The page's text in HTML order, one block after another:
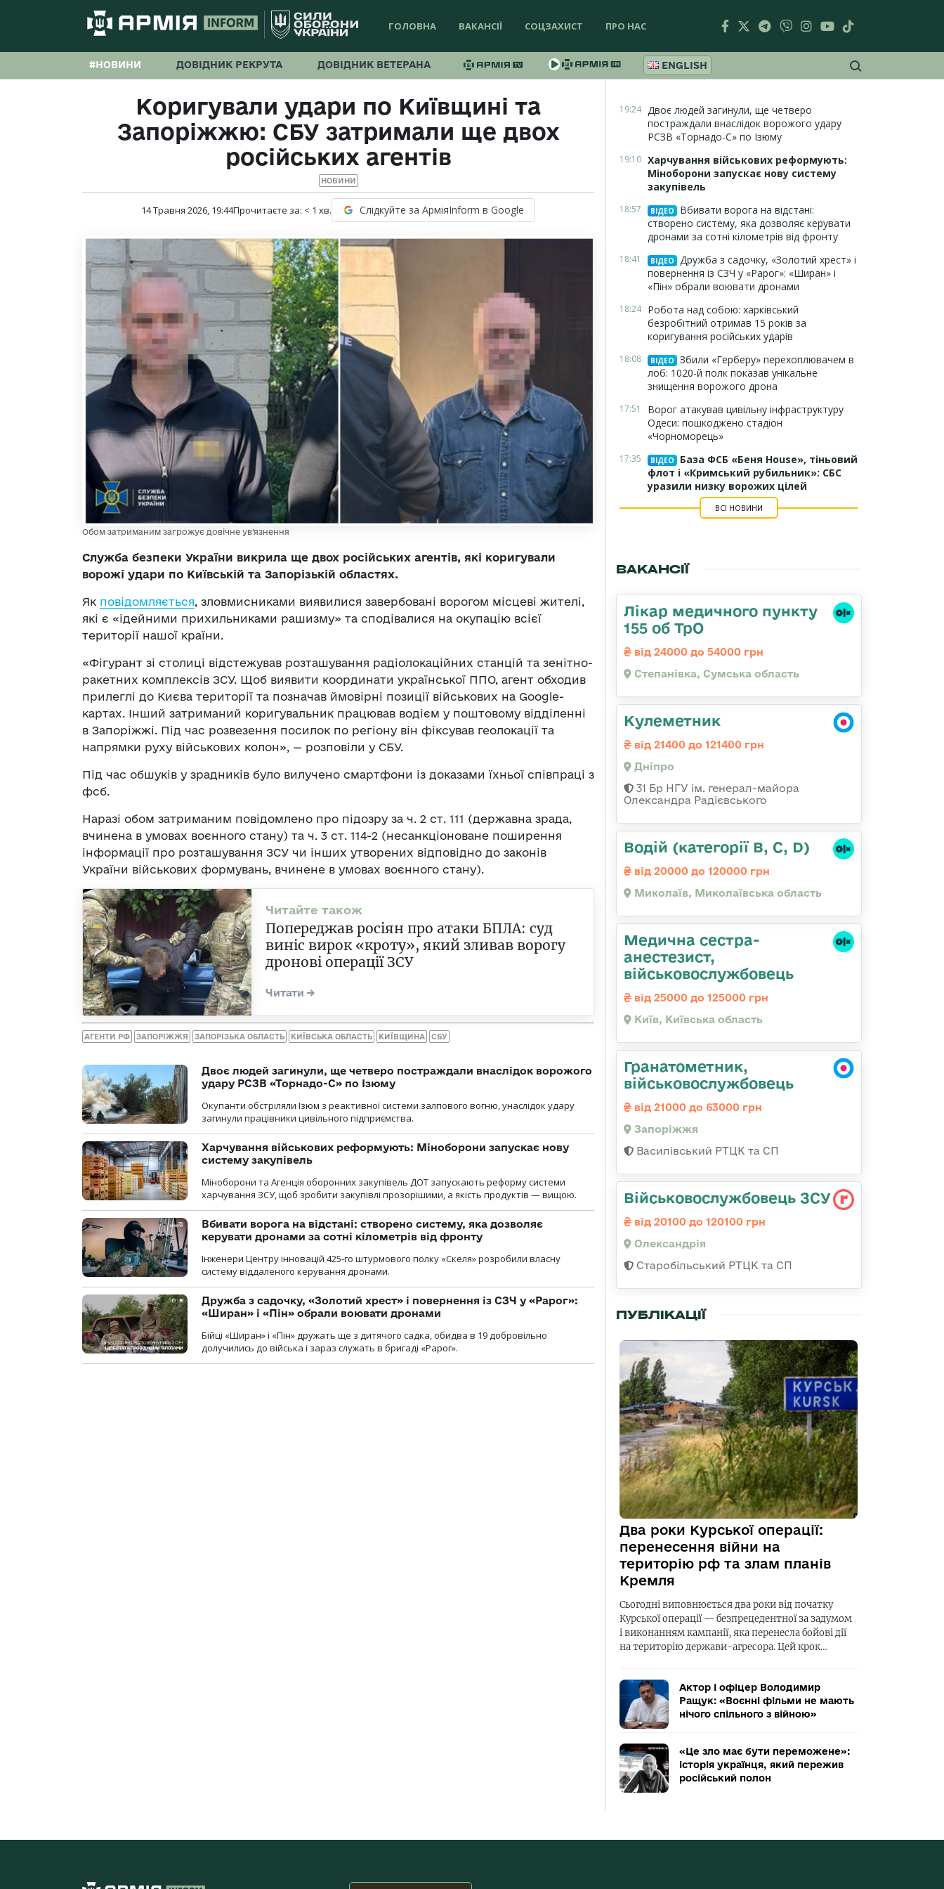
ГОЛОВНА ВАКАНСІЇ СОЦЗАХИСТ ПРО НАС
#НОВИНИ ДОВІДНИК РЕКРУТА ДОВІДНИК ВЕТЕРАНА ENGLISH
Коригували удари по Київщині та
Запоріжжю: СБУ затримали ще двох
російських агентів
НОВИНИ
14 Травня 2026, 19:44Прочитаєте за: < 1 хв. Слідкуйте за АрміяInform в Google
Обом затриманим загрожує довічне ув’язнення
Служба безпеки України викрила ще двох російських агентів, які коригували
ворожі удари по Київській та Запорізькій областях.
Як повідомляється, зловмисниками виявилися завербовані ворогом місцеві жителі,
які є «ідейними прихильниками рашизму» та сподівалися на окупацію всієї
території нашої країни.
«Фігурант зі столиці відстежував розташування радіолокаційних станцій та зенітно-
ракетних комплексів ЗСУ. Щоб виявити координати української ППО, агент обходив
прилеглі до Києва території та позначав ймовірні позиції військових на Google-
картах. Інший затриманий коригувальник працював водієм у поштовому відділенні
в Запоріжжі. Під час розвезення посилок по регіону він фіксував геолокації та
напрямки руху військових колон», — розповіли у СБУ.
Під час обшуків у зрадників було вилучено смартфони із доказами їхньої співпраці з
фсб.
Наразі обом затриманим повідомлено про підозру за ч. 2 ст. 111 (державна зрада,
вчинена в умовах воєнного стану) та ч. 3 ст. 114-2 (несанкціоноване поширення
інформації про розташування ЗСУ чи інших утворених відповідно до законів
України військових формувань, вчинене в умовах воєнного стану).
Попереджав росіян про атаки БПЛА: суд
виніс вирок «кроту», який зливав ворогу
дронові операції ЗСУ
АГЕНТИ РФ ЗАПОРІЖЖЯ ЗАПОРІЗЬКА ОБЛАСТЬ КИЇВСЬКА ОБЛАСТЬ КИЇВЩИНА СБУ
Двоє людей загинули, ще четверо постраждали внаслідок ворожого
удару РСЗВ «Торнадо-С» по Ізюму
Окупанти обстріляли Ізюм з реактивної системи залпового вогню, унаслідок удару
загинули працівники цивільного підприємства.
Харчування військових реформують: Міноборони запускає нову
систему закупівель
Міноборони та Агенція оборонних закупівель ДОТ запускають реформу системи
харчування ЗСУ, щоб зробити закупівлі прозорішими, а якість продуктів — вищою.
Вбивати ворога на відстані: створено систему, яка дозволяє
керувати дронами за сотні кілометрів від фронту
Інженери Центру інновацій 425-го штурмового полку «Скеля» розробили власну
систему віддаленого керування дронами.
Дружба з садочку, «Золотий хрест» і повернення із СЗЧ у «Рарог»:
«Ширан» і «Пін» обрали воювати дронами
Бійці «Ширан» і «Пін» дружать ще з дитячого садка, обидва в 19 добровільно
долучились до війська і зараз служать в бригаді «Рарог».
19:24 Двоє людей загинули, ще четверо
постраждали внаслідок ворожого удару
РСЗВ «Торнадо-С» по Ізюму
19:10 Харчування військових реформують:
Міноборони запускає нову систему
закупівель
18:57 ВІДЕО
Вбивати ворога на відстані:
створено систему, яка дозволяє керувати
дронами за сотні кілометрів від фронту
18:41 ВІДЕО
Дружба з садочку, «Золотий хрест» і
повернення із СЗЧ у «Рарог»: «Ширан» і
«Пін» обрали воювати дронами
18:24 Робота над собою: харківський
безробітний отримав 15 років за
коригування російських ударів
18:08 ВІДЕО
Збили «Герберу» перехоплювачем в
лоб: 1020-й полк показав унікальне
знищення ворожого дрона
17:51
Ворог атакував цивільну інфраструктуру
Одеси: пошкоджено стадіон
«Чорноморець»
17:35 ВІДЕО
База ФСБ «Беня House», тіньовий
флот і «Кримський рубильник»: СБС
уразили низку ворожих цілей
ВСІ НОВИНИ
ВАКАНСІЇ
Лікар медичного пункту
155 об ТрО
від 24000 до 54000 грн
Степанівка, Сумська область
Кулеметник
від 21400 до 121400 грн
Дніпро
31 Бр НГУ ім. генерал-майора
Олександра Радієвського
Водій (категорії B, C, D)
від 20000 до 120000 грн
Миколаїв, Миколаївська область
Медична сестpа-
анестезист,
військовослужбовець
від 25000 до 125000 грн
Київ, Київська область
Гранатометник,
військовослужбовець
від 21000 до 63000 грн
Запоріжжя
Василівський РТЦК та СП
Військовослужбовець ЗСУ
від 20100 до 120100 грн
Олександрія
Старобільський РТЦК та СП
ПУБЛІКАЦІЇ
Два роки Курської операції:
перенесення війни на
територію рф та злам планів
Кремля
Сьогодні виповнюється два роки від початку
Курської операції — безпрецедентної за задумом
і виконанням кампанії, яка перенесла бойові дії
на територію держави-агресора. Цей крок…
Актор і офіцер Володимир
Ращук: «Воєнні фільми не мають
нічого спільного з війною»
«Це зло має бути переможене»:
історія українця, який пережив
російський полон